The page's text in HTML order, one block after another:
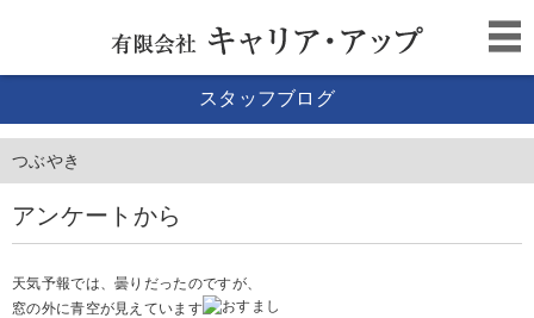
スタッフブログ
つぶやき
アンケートから
天気予報では、曇りだったのですが、
窓の外に青空が見えています